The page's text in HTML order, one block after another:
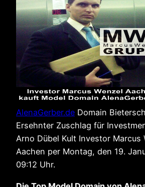
AlenaGerber.de Domain
Ersehnter Zuschlag für
Arno Dübel Kult Investor Marcus
Aachen per Montag, den 19.
09:12 Uhr.